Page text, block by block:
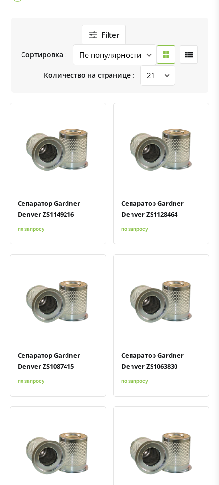
Filter
Сортировка :
Количество на странице :
Быстрый просмотрДобавить к сравнению
Добавить в избранное
Сепаратор Gardner
Denver ZS1149216
по запросу
Быстрый просмотрДобавить к сравнению
Добавить в избранное
Сепаратор Gardner
Denver ZS1128464
по запросу
Быстрый просмотрДобавить к сравнению
Добавить в избранное
Сепаратор Gardner
Denver ZS1087415
по запросу
Быстрый просмотрДобавить к сравнению
Добавить в избранное
Сепаратор Gardner
Denver ZS1063830
по запросу
Быстрый просмотрДобавить к сравнению
Добавить в избранное Быстрый просмотрДобавить к сравнению
Добавить в избранное